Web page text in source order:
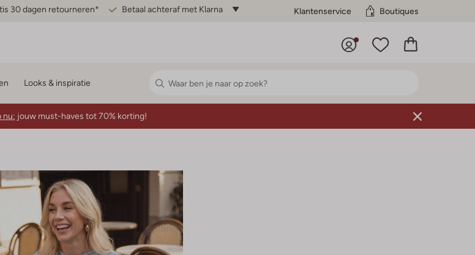
30 dagen retourneren* Betaal achteraf met Klarna Klantenservice Boutiques
Looks & inspiratie
nu: jouw must-haves tot 70% korting!